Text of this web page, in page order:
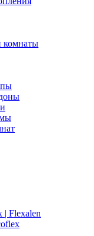
комнаты
| Flexalen